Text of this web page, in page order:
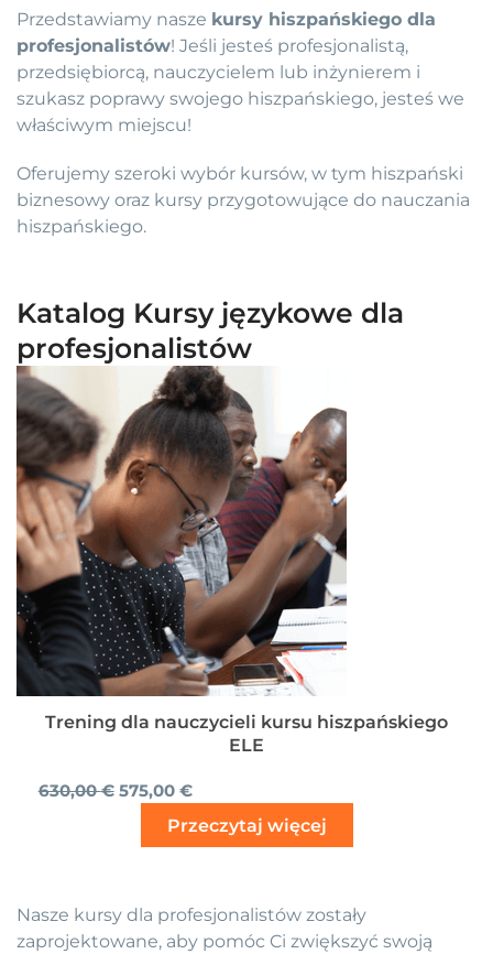
Przedstawiamy nasze kursy hiszpańskiego dla
profesjonalistów! Jeśli jesteś profesjonalistą,
przedsiębiorcą, nauczycielem lub inżynierem i
szukasz poprawy swojego hiszpańskiego, jesteś we
właściwym miejscu!
Oferujemy szeroki wybór kursów, w tym hiszpański
biznesowy oraz kursy przygotowujące do nauczania
hiszpańskiego.
Katalog Kursy językowe dla
profesjonalistów
Trening dla nauczycieli kursu hiszpańskiego
ELE
630,00€
Pierwotna
cena
wynosiła:
630,00 €.
575,00 €
Aktualna
cena
wynosi:
575,00 €.
Przeczytaj więcej
Ten
produkt
ma
wiele
wariantów.
Opcje
można
wybrać
na
stronie
produktu
Nasze kursy dla profesjonalistów zostały
zaprojektowane, aby pomóc Ci zwiększyć swoją